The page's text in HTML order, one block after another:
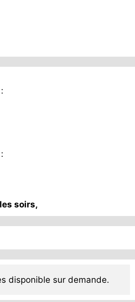
soirs,
disponible sur demande.